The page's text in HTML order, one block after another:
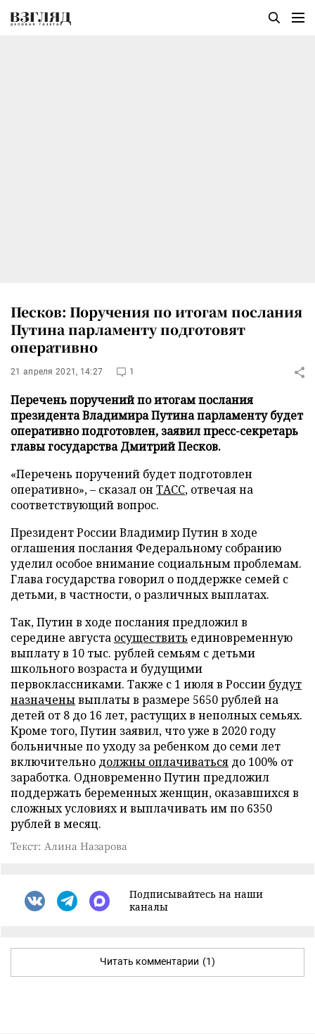
Песков: Поручения по итогам послания
Путина парламенту подготовят
оперативно
21 апреля 2021, 14:27 1
Перечень поручений по итогам послания
президента Владимира Путина парламенту будет
оперативно подготовлен, заявил пресс-секретарь
главы государства Дмитрий Песков.
«Перечень поручений будет подготовлен
оперативно», – сказал он ТАСС, отвечая на
соответствующий вопрос.
Президент России Владимир Путин в ходе
оглашения послания Федеральному собранию
уделил особое внимание социальным проблемам.
Глава государства говорил о поддержке семей с
детьми, в частности, о различных выплатах.
Так, Путин в ходе послания предложил в
середине августа осуществить единовременную
выплату в 10 тыс. рублей семьям с детьми
школьного возраста и будущими
первоклассниками. Также с 1 июля в России будут
назначенывыплаты в размере 5650 рублей на
детей от 8 до 16 лет, растущих в неполных семьях.
Кроме того, Путин заявил, что уже в 2020 году
больничные по уходу за ребенком до семи лет
включительно должны оплачиваться до 100% от
заработка. Одновременно Путин предложил
поддержать беременных женщин, оказавшихся в
сложных условиях и выплачивать им по 6350
рублей в месяц.
Текст: Алина Назарова
Подписывайтесь на наши
каналы
Читать комментарии (1)